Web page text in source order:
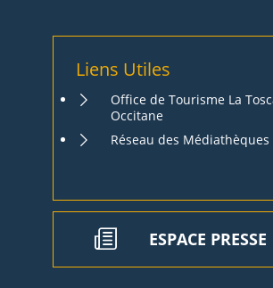
Liens Utiles
Office de Tourisme La
Occitane
Réseau des Médiathèques
ESPACE PRESSE